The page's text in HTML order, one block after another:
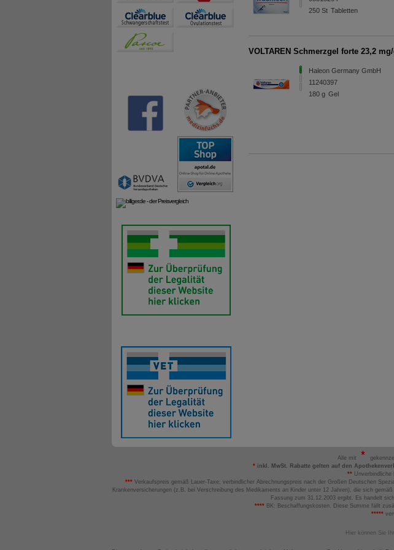
250St Tabletten
VOLTAREN Schmerzgel forte 23,2
Haleon Germany GmbH
11240397
180g Gel
Alle mit
* inkl. MwSt. Rabatte gelten auf den
**Unverbindliche
*** Verkaufspreis gemäß Lauer-Taxe; verbindlicher Abrechnungspreis nach der Großen Deutschen
Krankenversicherungen (z.B. bei Verschreibung des Medikaments an Kinder unter 12 Jahren), die sich
Fassung zum 31.12.2003 ergibt. Es handelt sich
**** BK: Beschaffungskosten. Diese Summe fällt
*****
Hier können Sie